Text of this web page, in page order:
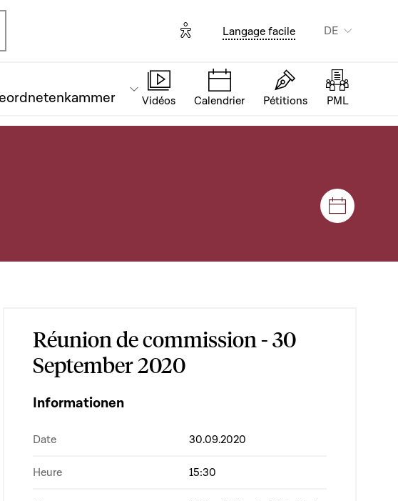
Options d'accessibilité
Langage facile DE
Vidéos Calendrier Pétitions PML
Plenar-
Réunion de commission - 30
September 2020
Informationen
Date 30.09.2020
Heure 15:30